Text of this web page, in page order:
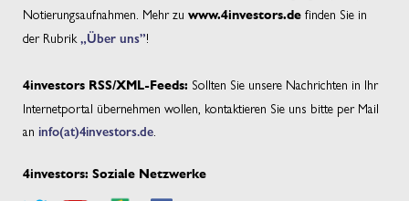
Notierungsaufnahmen. Mehr zu www.4investors.de finden Sie in
der Rubrik „Über uns”!
4investors RSS/XML-Feeds: Sollten Sie unsere Nachrichten in Ihr
Internetportal übernehmen wollen, kontaktieren Sie uns bitte per Mail
an info(at)4investors.de
4investors: Soziale Netzwerke